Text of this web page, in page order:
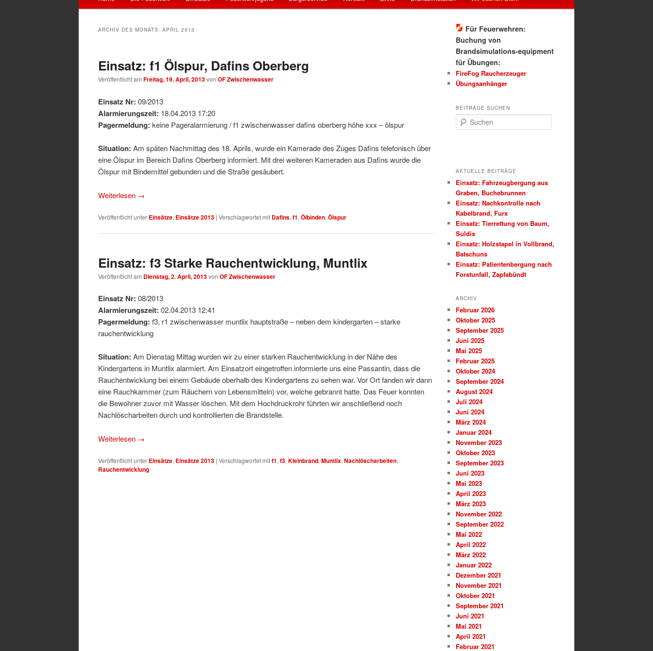
springen
springen
ARCHIV DES MONATS: APRIL 2013
Einsatz: f1 Ölspur, Dafins Oberberg
Veröffentlicht am Freitag, 19. April, 2013von OF Zwischenwasser
Einsatz Nr: 09/2013
Alarmierungszeit: 18.04.2013 17:20
Pagermeldung: keine Pageralarmierung / f1 zwischenwasser dafins oberberg höhe xxx – ölspur
Situation: Am späten Nachmittag des 18. Aprils, wurde ein Kamerade des Zuges Dafins telefonisch über
eine Ölspur im Bereich Dafins Oberberg informiert. Mit drei weiteren Kameraden aus Dafins wurde die
Ölspur mit Bindemittel gebunden und die Straße gesäubert.
Weiterlesen →
Veröffentlicht unter Einsätze, Einsätze 2013 | Verschlagwortet mit Dafins, f1, Ölbinden, Ölspur
Einsatz: f3 Starke Rauchentwicklung, Muntlix
Veröffentlicht am Dienstag, 2. April, 2013von OF Zwischenwasser
Einsatz Nr: 08/2013
Alarmierungszeit: 02.04.2013 12:41
Pagermeldung: f3, r1 zwischenwasser muntlix hauptstraße – neben dem kindergarten – starke
rauchentwicklung
Situation: Am Dienstag Mittag wurden wir zu einer starken Rauchentwicklung in der Nähe des
Kindergartens in Muntlix alarmiert. Am Einsatzort eingetroffen informierte uns eine Passantin, dass die
Rauchentwicklung bei einem Gebäude oberhalb des Kindergartens zu sehen war. Vor Ort fanden wir dann
eine Rauchkammer (zum Räuchern von Lebensmitteln) vor, welche gebrannt hatte. Das Feuer konnten
die Bewohner zuvor mit Wasser löschen. Mit dem Hochdruckrohr führten wir anschließend noch
Nachlöscharbeiten durch und kontrollierten die Brandstelle.
Weiterlesen →
Veröffentlicht unter Einsätze, Einsätze 2013 | Verschlagwortet mitf1, f3, Kleinbrand, Muntlix, Nachlöscharbeiten,
Rauchentwicklung
Für Feuerwehren:
Buchung von
Brandsimulations-equipment
für Übungen:
FireFog Raucherzeuger
Übungsanhänger
BEITRÄGE SUCHEN
u
AKTUELLE BEITRÄGE
Einsatz: Fahrzeugbergung aus
Graben, Buchebrunnen
Einsatz: Nachkontrolle nach
Kabelbrand, Furx
Einsatz: Tierrettung von Baum,
Suldis
Einsatz: Holzstapel in Vollbrand,
Batschuns
Einsatz: Patientenbergung nach
Forstunfall, Zapfabündt
ARCHIV
Februar 2026
Oktober 2025
September 2025
Juni 2025
Mai 2025
Februar 2025
Oktober 2024
September 2024
August 2024
Juli 2024
Juni 2024
März 2024
Januar 2024
November 2023
Oktober 2023
September 2023
Juni 2023
Mai 2023
April 2023
März 2023
November 2022
September 2022
Mai 2022
April 2022
März 2022
Januar 2022
Dezember 2021
November 2021
Oktober 2021
September 2021
Juni 2021
Mai 2021
April 2021
Februar 2021